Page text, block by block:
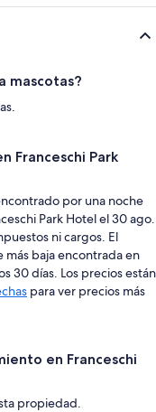
mascotas?
Franceschi Park
por una noche
Park Hotel el 30 ago.
ni cargos. El
más baja encontrada en
30 días. Los precios están
para ver precios más
en Franceschi
propiedad.